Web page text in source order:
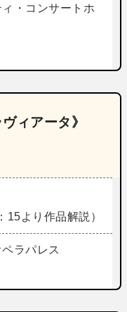
・コンサートホ
ィアータ》
15より作品解説）
ラパレス